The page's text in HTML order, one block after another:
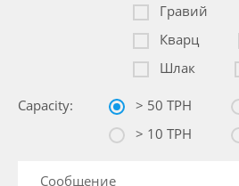
Гравий
Кварц
Шлак
Capacity: > 50 TPH
> 10 TPH